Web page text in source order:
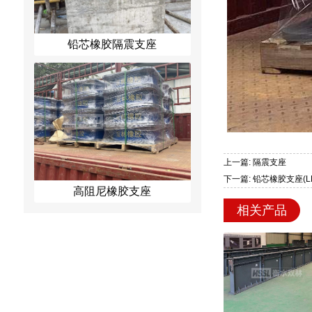
铅芯橡胶隔震支座
高阻尼橡胶支座
上一篇: 隔震支座
下一篇: 铅芯橡胶支座
相关产品